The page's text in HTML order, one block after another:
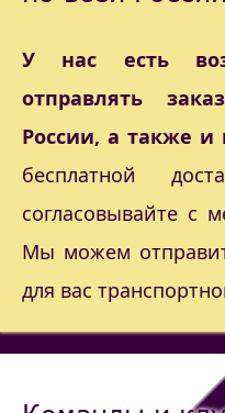
У нас есть
отправлять
России, а также и
бесплатной
согласовывайте с
Мы можем
для вас